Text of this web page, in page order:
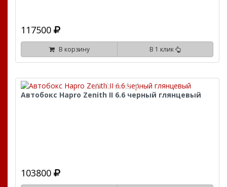
117500
В корзину В 1 клик
Автобокс Hapro Zenith II 6.6 черный глянцевый
103800